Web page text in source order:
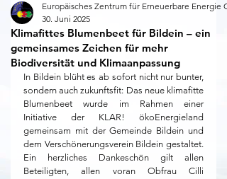
Klimafittes Blumenbeet für Bildein – ein
gemeinsames Zeichen für mehr
Biodiversität und Klimaanpassung
Europäisches Zentrum für Erneuerbare Energie
30. Juni 2025
In Bildein blüht es ab sofort nicht nur bunter,
sondern auch zukunftsfit: Das neue klimafitte
Blumenbeet wurde im Rahmen einer
Initiative der KLAR! ökoEnergieland
gemeinsam mit der Gemeinde Bildein und
dem Verschönerungsverein Bildein gestaltet.
Ein herzliches Dankeschön gilt allen
Beteiligten, allen voran Obfrau Cilli